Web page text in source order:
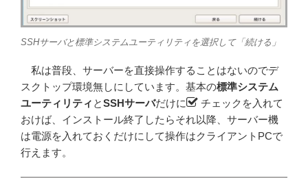
SSHサーバと標準システムユーティリティを選択して「続ける」
私は普段、サーバーを直接操作することはないのでデ
スクトップ環境無しにしています。基本の標準システム
ユーティリティ とSSHサーバだけに
チェックを入れて
おけば、インストール終了したらそれ以降、サーバー機
は電源を入れておくだけにして操作はクライアントPCで
行えます。